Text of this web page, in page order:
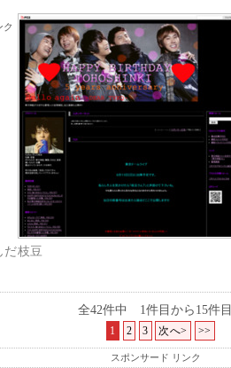
ク
だ枝豆
全42件中 1件目から15件目
1 2 3 次へ> >>
スポンサード リンク